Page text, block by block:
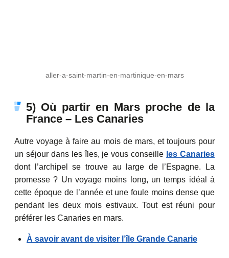
aller-a-saint-martin-en-martinique-en-mars
5) Où partir en Mars proche de la
France – Les Canaries
Autre voyage à faire au mois de mars, et toujours pour
un séjour dans les îles, je vous conseille les Canaries
dont l’archipel se trouve au large de l’Espagne. La
promesse ? Un voyage moins long, un temps idéal à
cette époque de l’année et une foule moins dense que
pendant les deux mois estivaux. Tout est réuni pour
préférer les Canaries en mars.
À savoir avant de visiter l’île Grande Canarie